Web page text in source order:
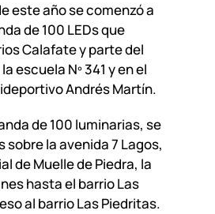
este año se comenzó a
de 100 LEDs que
Calafate y parte del
escuela Nº 341 y en el
Andrés Martín.
de 100 luminarias, se
sobre la avenida 7 Lagos,
de Muelle de Piedra, la
hasta el barrio Las
al barrio Las Piedritas.